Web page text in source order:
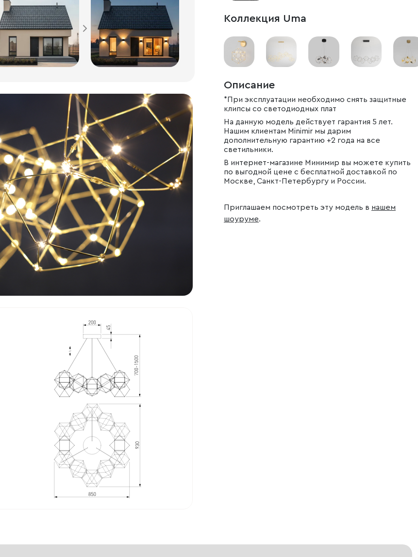
Коллекция Uma
Описание
*При эксплуатации необходимо снять защитные
клипсы со светодиодных плат
На данную модель действует гарантия 5 лет.
Нашим клиентам Minimir мы дарим
дополнительную гарантию +2 года на все
светильники.
В интернет-магазине Минимир вы можете купить
по выгодной цене с бесплатной доставкой по
Москве, Санкт-Петербургу и России.
Приглашаем посмотреть эту модель в нашем
шоуруме.